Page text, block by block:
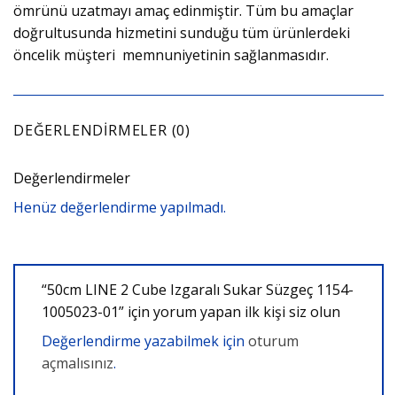
ömrünü uzatmayı amaç edinmiştir. Tüm bu amaçlar
doğrultusunda hizmetini sunduğu tüm ürünlerdeki
öncelik müşteri memnuniyetinin sağlanmasıdır.
DEĞERLENDIRMELER (0)
Değerlendirmeler
Henüz değerlendirme yapılmadı.
“50cm LINE 2 Cube Izgaralı Sukar Süzgeç 1154-
1005023-01” için yorum yapan ilk kişi siz olun
Değerlendirme yazabilmek için oturum
açmalısınız.